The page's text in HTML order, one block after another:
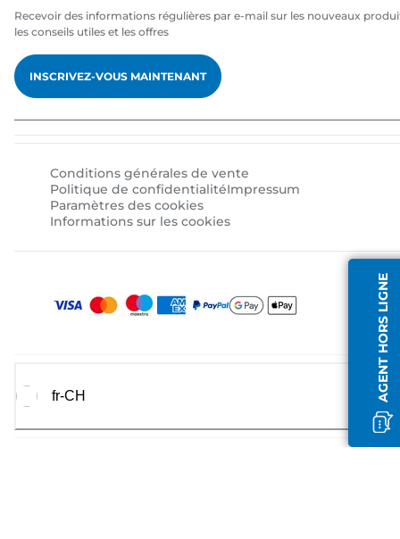
AGENT HORS LIGNE
Recevoir des informations régulières par e-mail sur les nouveaux
les conseils utiles et les offres
INSCRIVEZ-VOUS MAINTENANT
Conditions générales de vente
Politique de confidentialitéImpressum
Paramètres des cookies
Informations sur les cookies
fr-CH